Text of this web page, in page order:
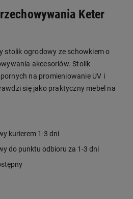
Keter
stolik ogrodowy ze schowkiem o
akcesoriów. Stolik
na promieniowanie UV i
się jako praktyczny mebel na
kurierem 1-3 dni
do punktu odbioru za 1-3 dni